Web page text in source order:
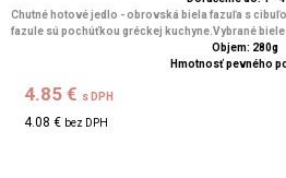
Chutné hotové jedlo - obrovská biela fazuľa s
fazule sú pochúťkou gréckej kuchyne.Vybrané biele
Objem: 280g
Hmotnosť pevného
4.85 € s DPH
4.08 € bez DPH